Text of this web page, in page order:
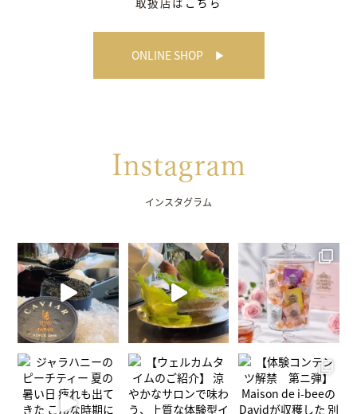
ONLINE SHOP
Instagram
インスタグラム